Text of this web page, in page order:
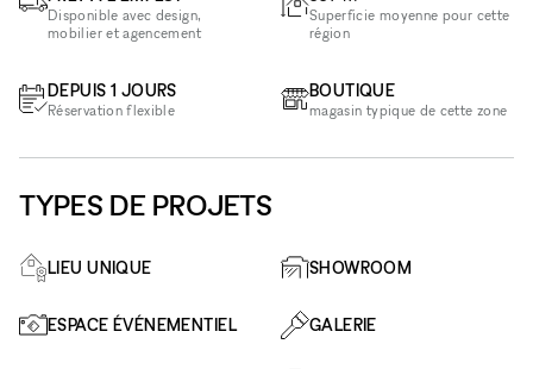
Disponible avec design,
mobilier et agencement
DEPUIS 1 JOURS
Réservation flexible
Superficie moyenne pour cette
région
BOUTIQUE
magasin typique de cette zone
TYPES DE PROJETS
LIEU UNIQUE SHOWROOM
ESPACE ÉVÉNEMENTIEL GALERIE